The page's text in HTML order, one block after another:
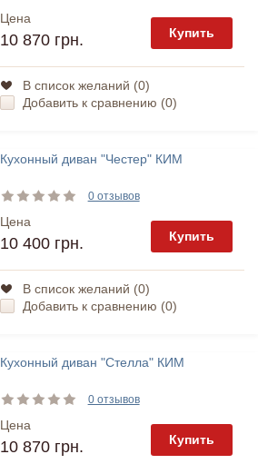
Цена
10 870 грн. Купить
В список желаний (0)
Добавить к сравнению (0)
Кухонный диван "Честер" КИМ
0 отзывов
Цена
10 400 грн. Купить
В список желаний (0)
Добавить к сравнению (0)
Кухонный диван "Стелла" КИМ
0 отзывов
Цена
10 870 грн. Купить